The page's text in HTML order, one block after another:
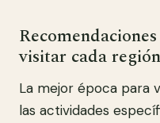
visitar cada región
La mejor época para
las actividades